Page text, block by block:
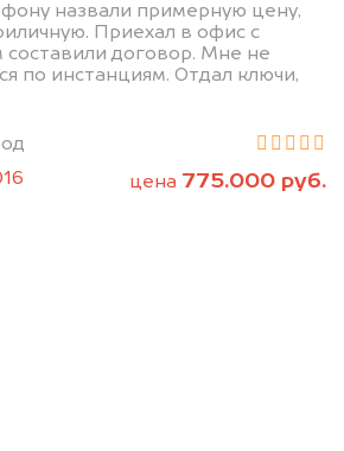
назвали примерную цену,
Приехал в офис с
составили договор. Мне не
по инстанциям. Отдал ключи,
цена 775.000 руб.
вас и
автомобиля.